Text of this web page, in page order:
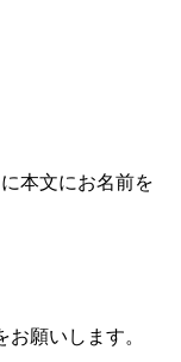
本文にお名前を
お願いします。